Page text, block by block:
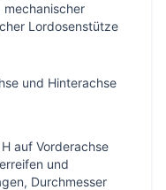
mechanischer
Lordosenstütze
und Hinterachse
auf Vorderachse
und
Durchmesser